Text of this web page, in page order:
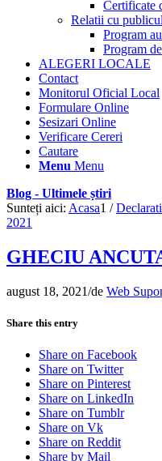
Certificate
Relatii cu publicul
Program
Program
ALEGERI LOCALE
Contact
Monitorul Oficial Local
Formulare Online
Sesizari Online
Verificare Cereri
Cautare
Menu Menu
Blog - Ultimele știri
Sunteți aici: Acasa1 /
2021
GHECIU
august 18, 2021/de Web
Share this entry
Share on Facebook
Share on Twitter
Share on Pinterest
Share on LinkedIn
Share on Tumblr
Share on Vk
Share on Reddit
Share by Mail